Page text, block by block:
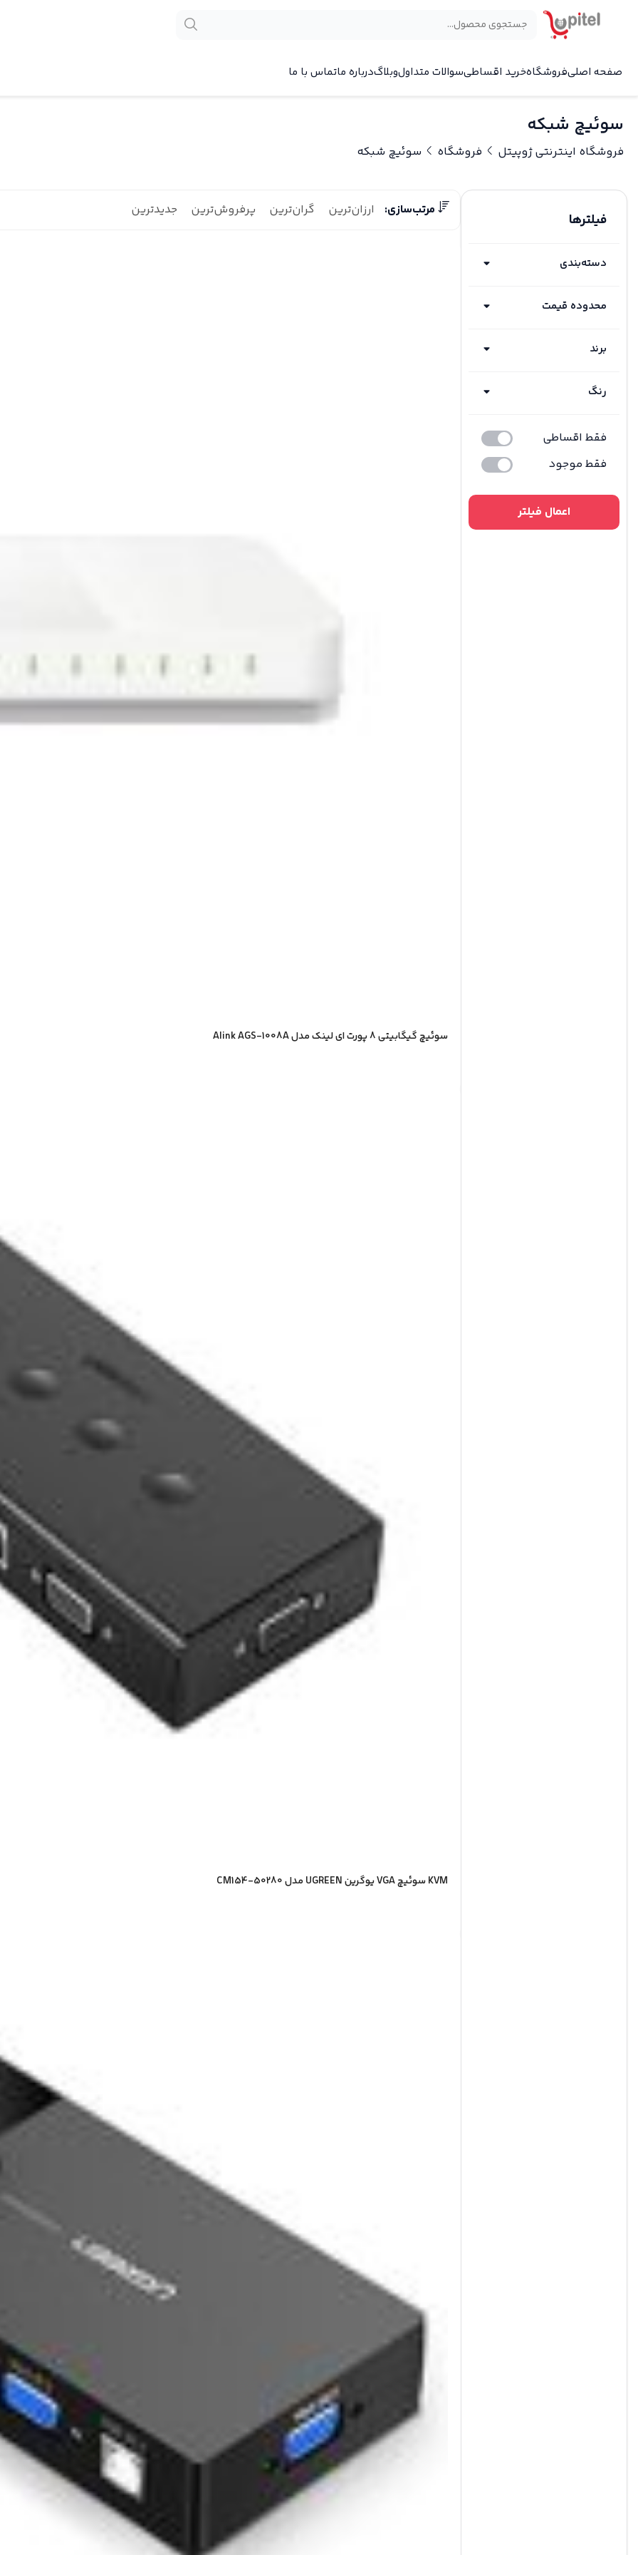
صفحه اصلیفروشگاهخرید اقساطیسوالات متداولوبلاگدرباره ماتماس با ما
سوئیچ شبکه
فروشگاه اینترنتی ژوپیتل فروشگاه سوئیچ شبکه
فیلترها
دسته‌بندی
محدوده قیمت
برند
رنگ
فقط اقساطی
فقط موجود
اعمال فیلتر
مرتب‌سازی: ارزان‌ترین گران‌ترین پرفروش‌ترین جدیدترین
سوئیچ گیگابیتی 8 پورت ای لینک مدل Alink AGS-1008A
KVM سوئیچ VGA یوگرین UGREEN مدل CM154-50280